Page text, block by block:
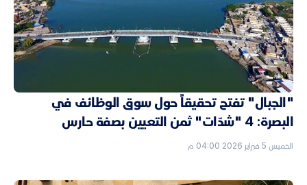
"الجبال" تفتح تحقيقاً حول سوق الوظائف في
البصرة: 4 "شدّات" ثمن التعيين بصفة حارس
الخميس 5 فبراير 2026 04:00 م